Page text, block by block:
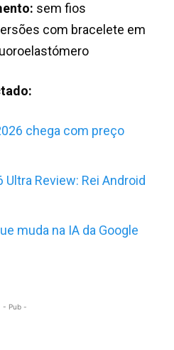
sem fios
com bracelete em
chega com preço
Ultra Review: Rei Android
muda na IA da Google
- Pub -